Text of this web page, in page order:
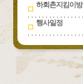
하회촌지킴이방
행사일정